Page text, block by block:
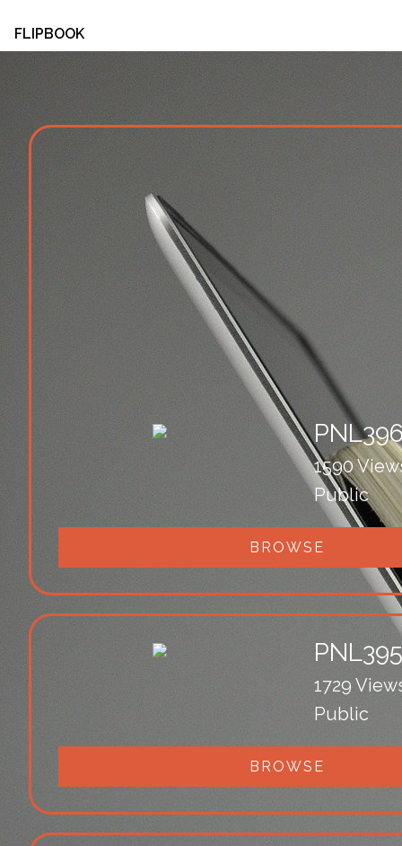
FLIPBOOK
1590
Public
BROWSE
PNL395
1729
Public
BROWSE